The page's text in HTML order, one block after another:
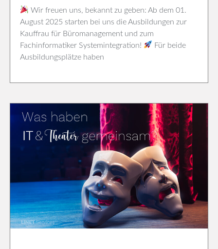
Wir freuen uns, bekannt zu geben: Ab dem 01.
August 2025 starten bei uns die Ausbildungen zur
Kauffrau für Büromanagement und zum
Fachinformatiker Systemintegration!
Für beide
Ausbildungsplätze haben